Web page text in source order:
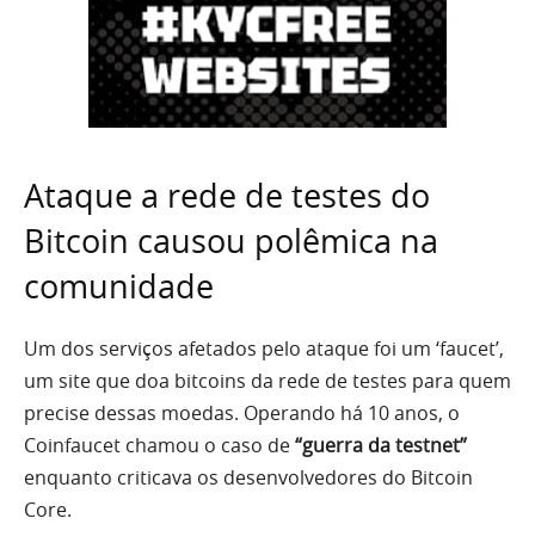
Ataque a rede de testes do
Bitcoin causou polêmica na
comunidade
Um dos serviços afetados pelo ataque foi um ‘faucet’,
um site que doa bitcoins da rede de testes para quem
precise dessas moedas. Operando há 10 anos, o
Coinfaucet chamou o caso de“guerra da testnet”
enquanto criticava os desenvolvedores do Bitcoin
Core.